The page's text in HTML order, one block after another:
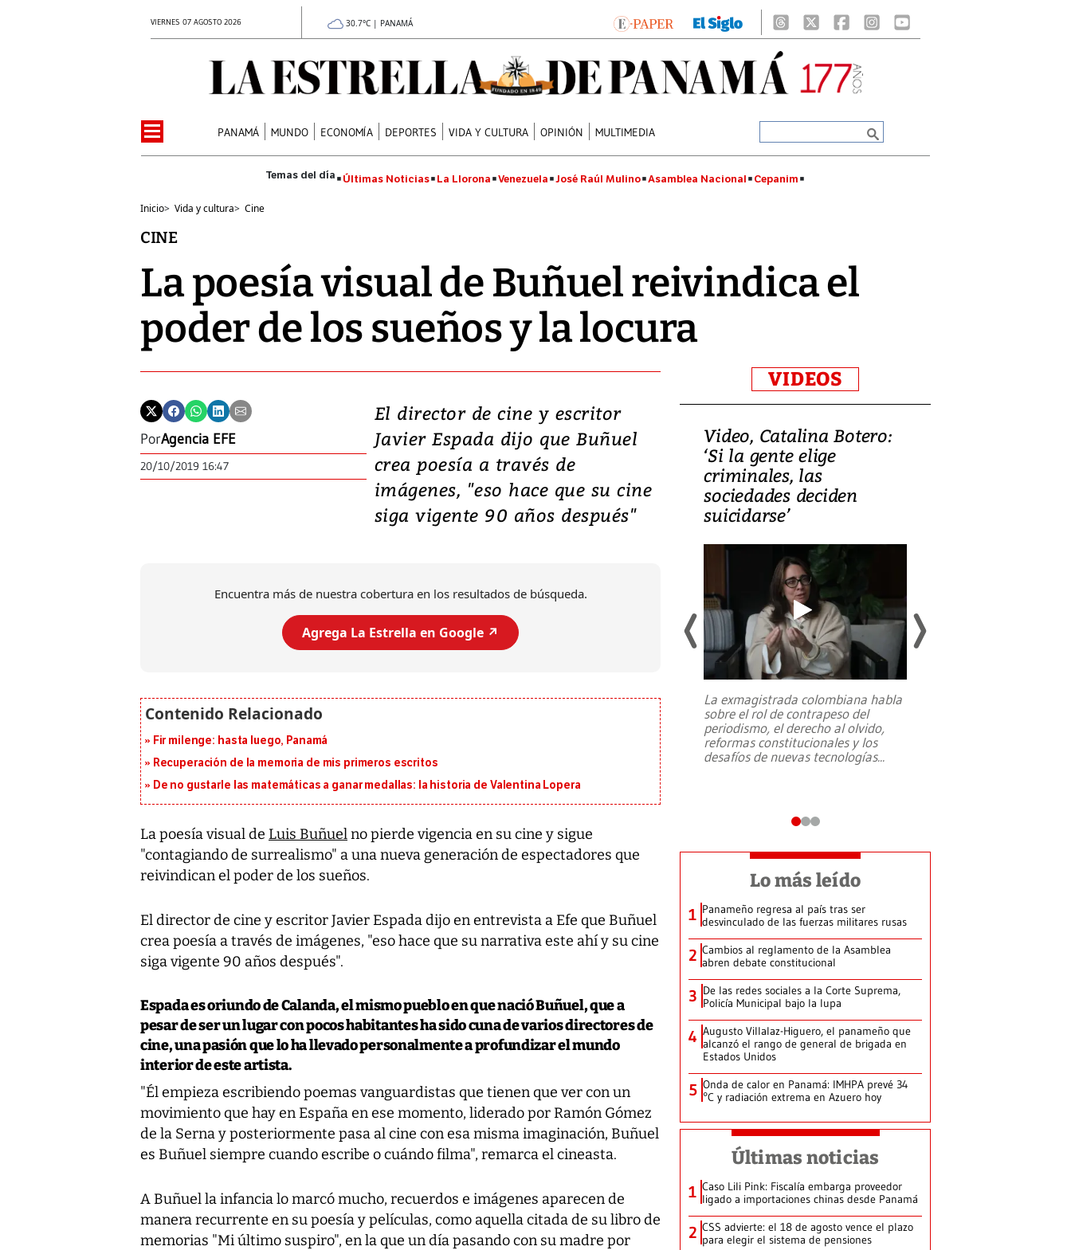
VIERNES 07 AGOSTO 2026 30.7°C | PANAMÁ
PANAMÁ MUNDO ECONOMÍA DEPORTES VIDA Y CULTURA OPINIÓN MULTIMEDIA
Últimas Noticias La Llorona Venezuela José Raúl Mulino Asamblea Nacional Cepanim
Inicio> Vida y cultura> Cine
CINE
La poesía visual de Buñuel reivindica el
poder de los sueños y la locura
PorAgencia EFE
20/10/2019 16:47
El director de cine y escritor
Javier Espada dijo que Buñuel
crea poesía a través de
imágenes, "eso hace que su cine
siga vigente 90 años después"
Encuentra más de nuestra cobertura en los resultados de búsqueda.
Agrega La Estrella en Google ↗️
Fir milenge: hasta luego, Panamá
Recuperación de la memoria de mis primeros escritos
De no gustarle las matemáticas a ganar medallas: la historia de Valentina Lopera
La poesía visual de Luis Buñuelno pierde vigencia en su cine y sigue
"contagiando de surrealismo" a una nueva generación de espectadores que
reivindican el poder de los sueños.
El director de cine y escritorJavier Espadadijo en entrevista aEfe que Buñuel
crea poesía a través de imágenes, "eso hace que su narrativa este ahí y su cine
siga vigente 90 años después".
Espadaes oriundo deCalanda, el mismo pueblo en que nació Buñuel, que a
pesar de ser un lugar con pocos habitantes ha sido cuna de varios directores de
cine, una pasión que lo ha llevado personalmente a profundizar el mundo
interior de este artista.
"Él empieza escribiendo poemas vanguardistas que tienen que ver con un
movimiento que hay en España en ese momento, liderado porRamón Gómez
de la Sernay posteriormente pasa al cine con esa misma imaginación, Buñuel
es Buñuel siempre cuando escribe o cuándo filma", remarca el cineasta.
A Buñuel la infancia lo marcó mucho, recuerdos e imágenes aparecen de
manera recurrente en su poesía y películas, como aquella citada de su libro de
memorias "Mi último suspiro", en la que un día pasando con su madre por
VIDEOS
Video, Japón: Terremoto
deja heridos y graves
daños en Kumamoto
al sur de Japón, provocando una
Video, Catalina Botero:
‘Si la gente elige
criminales, las
sociedades deciden
suicidarse’
La exmagistrada colombiana habla
sobre el rol de contrapeso del
periodismo, el derecho al olvido,
reformas constitucionales y los
desafíos de nuevas tecnologías...
Lo más leído
1 Panameño regresa al país tras ser
desvinculado de las fuerzas militares rusas
2 Cambios al reglamento de la Asamblea
abren debate constitucional
3 De las redes sociales a la Corte Suprema,
Policía Municipal bajo la lupa
4 Augusto Villalaz-Higuero, el panameño que
alcanzó el rango de general de brigada en
Estados Unidos
5 Onda de calor en Panamá: IMHPA prevé 34
°C y radiación extrema en Azuero hoy
Últimas noticias
1 Caso Lili Pink: Fiscalía embarga proveedor
ligado a importaciones chinas desde Panamá
2 CSS advierte: el 18 de agosto vence el plazo
para elegir el sistema de pensiones